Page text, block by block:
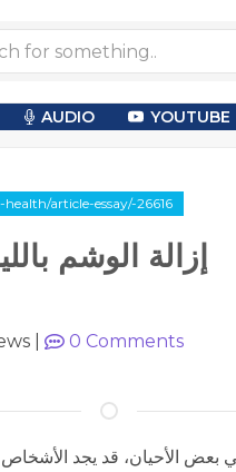
AUDIO YOUTUBE
article-essay/-26616
إزالة الوشم
0 Comments
بعض الأحيان، قد يجد